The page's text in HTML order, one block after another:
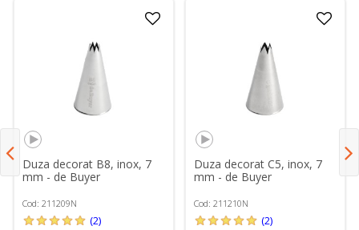
Duza decorat B8, inox, 7
mm - de Buyer
Cod: 211209N
(2)
Duza decorat C5, inox, 7
mm - de Buyer
Cod: 211210N
(2)